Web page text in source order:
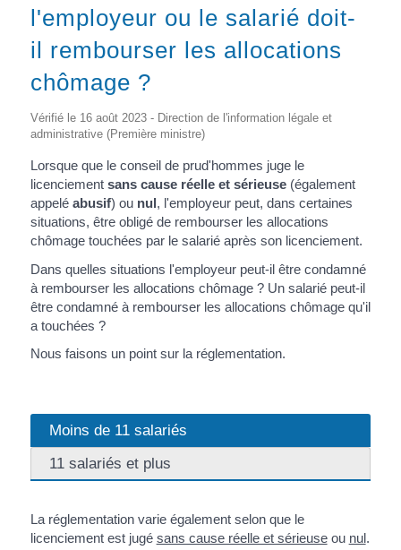
l'employeur ou le salarié doit-
il rembourser les allocations
chômage ?
Vérifié le 16 août 2023 - Direction de l'information légale et
administrative (Première ministre)
Lorsque que le conseil de prud'hommes juge le
licenciementsans cause réelle et sérieuse(également
appelé abusif) ou nul, l'employeur peut, dans certaines
situations, être obligé de rembourser les allocations
chômage touchées par le salarié après son licenciement.
Dans quelles situations l'employeur peut-il être condamné
à rembourser les allocations chômage ? Un salarié peut-il
être condamné à rembourser les allocations chômage qu'il
a touchées ?
Nous faisons un point sur la réglementation.
Moins de 11 salariés
11 salariés et plus
La réglementation varie également selon que le
licenciement est jugé sans cause réelle et sérieuseou nul.